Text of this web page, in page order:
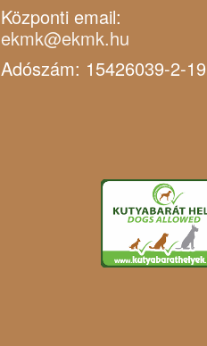
Központi email:
ekmk@ekmk.hu
Adószám: 15426039-2-19